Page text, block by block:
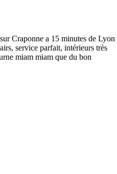
Craponne a 15 minutes de Lyon
service parfait, intérieurs très
miam miam que du bon